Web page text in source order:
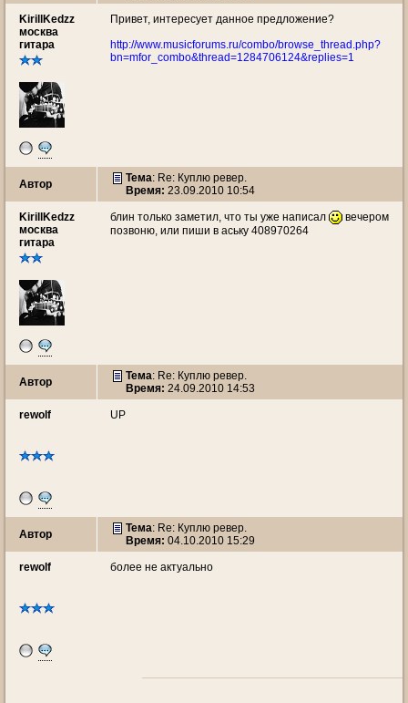
KirillKedzz
москва
гитара
Привет, интересует данное предложение?
http://www.musicforums.ru/combo/browse_thread.php?
bn=mfor_combo&thread=1284706124&replies=1
Автор Тема: Re: Куплю ревер.
Время: 23.09.2010 10:54
KirillKedzz
москва
гитара
блин только заметил, что ты уже написал
вечером
позвоню, или пиши в аську 408970264
Автор Тема: Re: Куплю ревер.
Время: 24.09.2010 14:53
rewolf UP
Автор Тема: Re: Куплю ревер.
Время: 04.10.2010 15:29
rewolf более не актуально